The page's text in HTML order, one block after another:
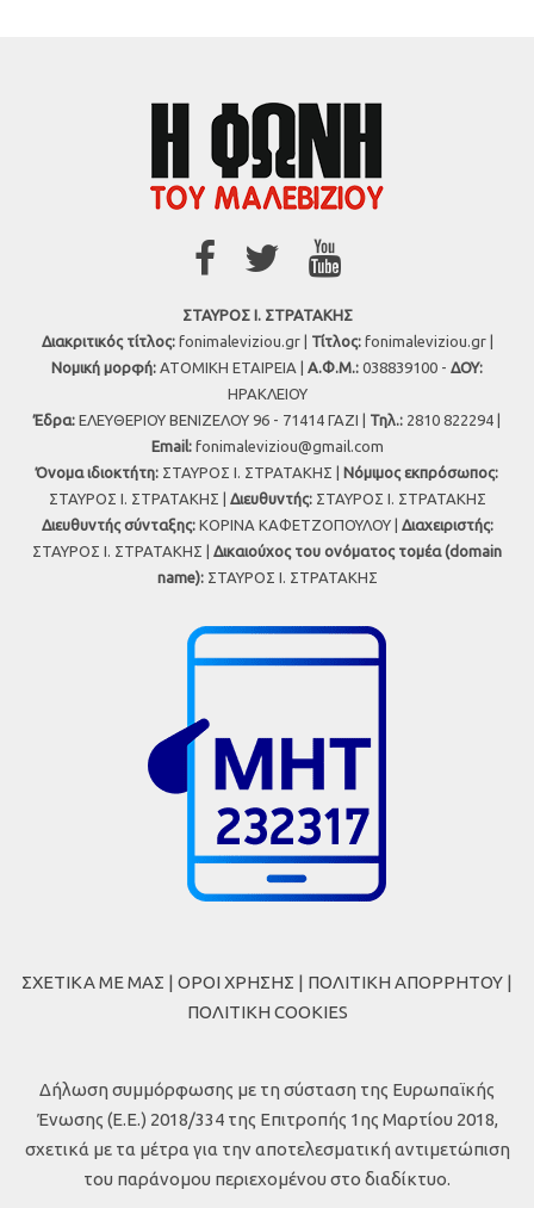
ΣΤΑΥΡΟΣ Ι. ΣΤΡΑΤΑΚΗΣ
Διακριτικός τίτλος:fonimaleviziou.gr | Τίτλος:fonimaleviziou.gr |
Νομική μορφή: ΑΤΟΜΙΚΗ ΕΤΑΙΡΕΙΑ | Α.Φ.Μ.: 038839100 - ΔΟΥ:
ΗΡΑΚΛΕΙΟΥ
Έδρα: ΕΛΕΥΘΕΡΙΟΥ ΒΕΝΙΖΕΛΟΥ 96 - 71414 ΓΑΖΙ | Τηλ.: 2810 822294 |
Εmail: fonimaleviziou@gmail.com
Όνομα ιδιοκτήτη: ΣΤΑΥΡΟΣ Ι. ΣΤΡΑΤΑΚΗΣ | Νόμιμος εκπρόσωπος:
ΣΤΑΥΡΟΣ Ι. ΣΤΡΑΤΑΚΗΣ | Διευθυντής:ΣΤΑΥΡΟΣ Ι. ΣΤΡΑΤΑΚΗΣ
Διευθυντής σύνταξης:ΚΟΡΙΝΑ ΚΑΦΕΤΖΟΠΟΥΛΟΥ | Διαχειριστής:
ΣΤΑΥΡΟΣ Ι. ΣΤΡΑΤΑΚΗΣ | Δικαιούχος του ονόματος τομέα (domain
name):ΣΤΑΥΡΟΣ Ι. ΣΤΡΑΤΑΚΗΣ
ΣΧΕΤΙΚΑ ΜΕ ΜΑΣ | ΟΡΟΙ ΧΡΗΣΗΣ | ΠΟΛΙΤΙΚΗ ΑΠΟΡΡΗΤΟΥ |
ΠΟΛΙΤΙΚΗ COOKIES
Δήλωση συμμόρφωσης με τη σύσταση της Ευρωπαϊκής
Ένωσης (Ε.Ε.) 2018/334 της Επιτροπής 1ης Μαρτίου 2018,
σχετικά με τα μέτρα για την αποτελεσματική αντιμετώπιση
του παράνομου περιεχομένου στο διαδίκτυο.